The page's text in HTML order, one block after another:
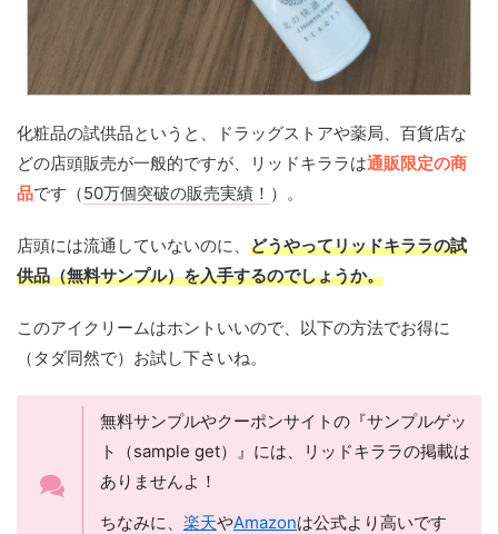
化粧品の試供品というと、ドラッグストアや薬局、百貨店な
どの店頭販売が一般的ですが、リッドキララは通販限定の商
品です（50万個突破の販売実績！ ）。
店頭には流通していないのに、 どうやってリッドキララの試
供品（無料サンプル）を入手するのでしょうか。
このアイクリームはホントいいので、以下の方法でお得に
（タダ同然で）お試し下さいね。
無料サンプルやクーポンサイトの『サンプルゲッ
ト（sample get）』には、リッドキララの掲載は
ありませんよ！
ちなみに、 楽天やAmazonは公式より高いです